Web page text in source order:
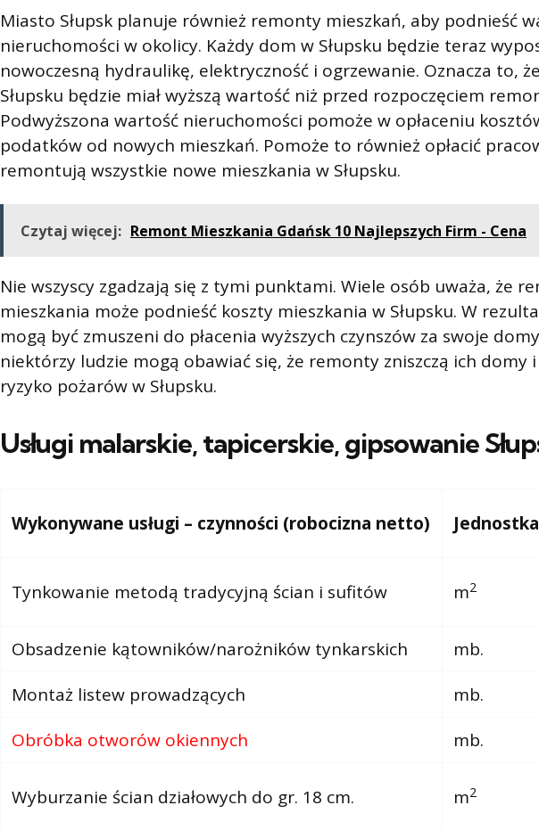
Miasto Słupsk planuje również remonty mieszkań, aby podnieść
nieruchomości w okolicy. Każdy dom w Słupsku będzie teraz
nowoczesną hydraulikę, elektryczność i ogrzewanie. Oznacza to,
Słupsku będzie miał wyższą wartość niż przed rozpoczęciem
Podwyższona wartość nieruchomości pomoże w opłaceniu
podatków od nowych mieszkań. Pomoże to również opłacić
remontują wszystkie nowe mieszkania w Słupsku.
Czytaj więcej: Remont Mieszkania Gdańsk 10 Najlepszych Firm - Cena
Nie wszyscy zgadzają się z tymi punktami. Wiele osób uważa, że
mieszkania może podnieść koszty mieszkania w Słupsku. W
mogą być zmuszeni do płacenia wyższych czynszów za swoje
niektórzy ludzie mogą obawiać się, że remonty zniszczą ich domy i
ryzyko pożarów w Słupsku.
Usługi malarskie, tapicerskie, gipsowanie
Wykonywane usługi – czynności (robocizna netto) Jednostka
Tynkowanie metodą tradycyjną ścian i sufitów m2
Obsadzenie kątowników/narożników tynkarskich
mb.
Montaż listew prowadzących
mb.
Obróbka otworów okiennych
mb.
Wyburzanie ścian działowych do gr. 18 cm. m2